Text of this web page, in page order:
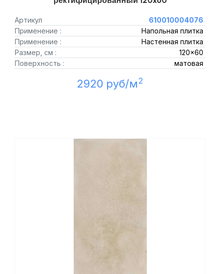
Артикул
610010004076
Применение :
Напольная плитка
Применение :
Настенная плитка
Размер, см :
120x60
Поверхность :
матовая
2920 руб/м2